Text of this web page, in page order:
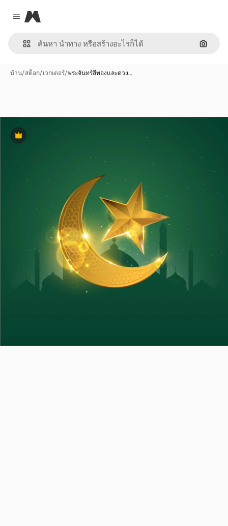
Close menu
Magnific
ค้นหา
บ้าน/สต็อก/เวกเตอร์/พระจันทร์สีทองและดวง…
พรีเมี่ยม